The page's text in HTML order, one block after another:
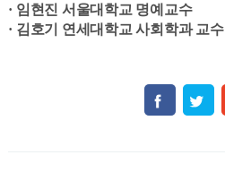
· 임현진 서울대학교 명예교수
· 김호기 연세대학교 사회학과 교수